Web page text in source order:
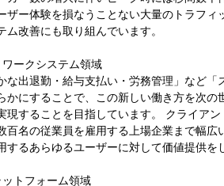
ザー体験を損なうことない大量のトラフ
ム改善にも取り組んでいます。
ークシステム領域
な出退勤・給与支払い・労務管理」など
かにすることで、この新しい働き方を次
現することを目指しています。 クライア
百名の従業員を雇用する上場企業まで幅
するあらゆるユーザーに対して価値提供を
トフォーム領域